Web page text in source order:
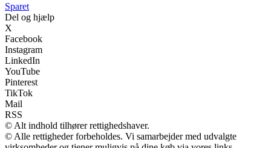
Sparet
Del og hjælp
X
Facebook
Instagram
LinkedIn
YouTube
Pinterest
TikTok
Mail
RSS
© Alt indhold tilhører rettighedshaver.
© Alle rettigheder forbeholdes. Vi samarbejder med udvalgte